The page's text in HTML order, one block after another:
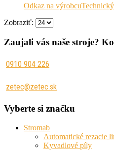
Odkaz na výrobcu
Zobraziť:
Zaujali vás naše stroje?
0910 904 226
zetec@zetec.sk
Vyberte si značku
Stromab
Automatické rezacie
Kyvadlové píly